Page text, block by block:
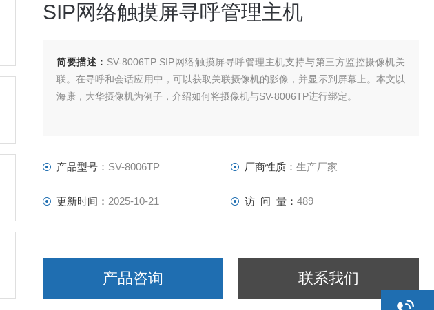
SIP网络触摸屏寻呼管理主机
简要描述： SV-8006TP SIP网络触摸屏寻呼管理主机支持与第三方监控摄像机关
联。在寻呼和会话应用中，可以获取关联摄像机的影像，并显示到屏幕上。本文以
海康，大华摄像机为例子，介绍如何将摄像机与SV-8006TP进行绑定。
产品型号： SV-8006TP 厂商性质： 生产厂家
更新时间： 2025-10-21 访 问 量： 489
产品咨询 联系我们